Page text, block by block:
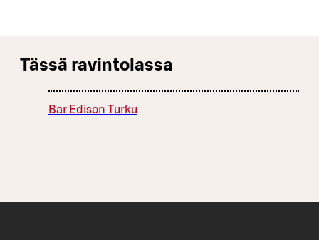
Tässä ravintolassa
Bar Edison Turku